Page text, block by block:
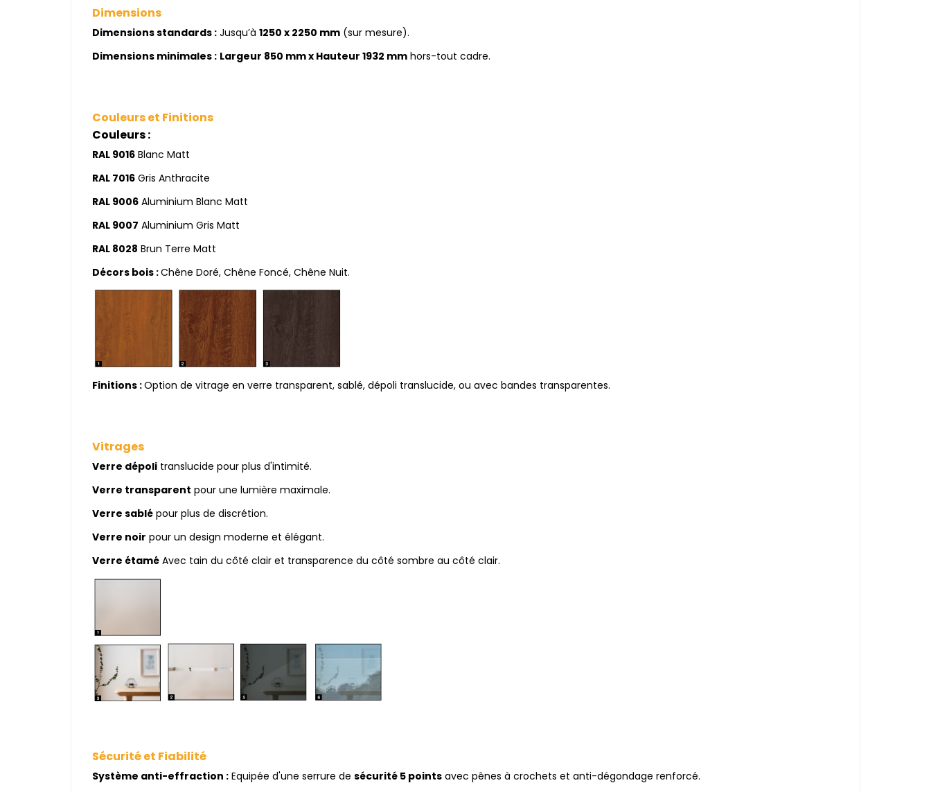
Dimensions
Dimensions standards : Jusqu’à 1250 x 2250 mm (sur mesure).
Dimensions minimales : Largeur 850 mm x Hauteur 1932 mm hors-tout cadre.
Couleurs et Finitions
Couleurs :
RAL 9016 Blanc Matt
RAL 7016 Gris Anthracite
RAL 9006 Aluminium Blanc Matt
RAL 9007 Aluminium Gris Matt
RAL 8028 Brun Terre Matt
Décors bois :Chêne Doré, Chêne Foncé, Chêne Nuit.
Finitions :Option de vitrage en verre transparent, sablé, dépoli translucide, ou avec bandes transparentes.
Vitrages
Verre dépoli translucide pour plus d'intimité.
Verre transparent pour une lumière maximale.
Verre sablé pour plus de discrétion.
Verre noir pour un design moderne et élégant.
Verre étamé Avec tain du côté clair et transparence du côté sombre au côté clair.
Sécurité et Fiabilité
Système anti-effraction : Equipée d'une serrure de sécurité 5 points avec pênes à crochets et anti-dégondage renforcé.